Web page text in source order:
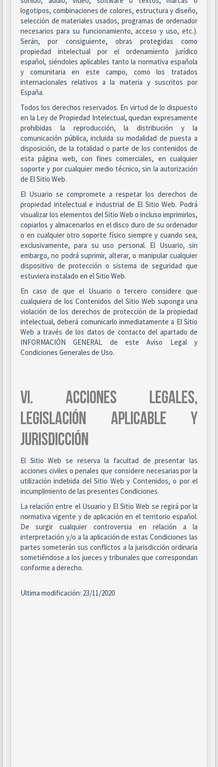
logotipos, combinaciones de colores, estructura y diseño,
selección de materiales usados, programas de ordenador
necesarios para su funcionamiento, acceso y uso, etc.).
Serán, por consiguiente, obras protegidas como
propiedad intelectual por el ordenamiento jurídico
español, siéndoles aplicables tanto la normativa española
y comunitaria en este campo, como los tratados
internacionales relativos a la materia y suscritos por
España.
Todos los derechos reservados. En virtud de lo dispuesto
en la Ley de Propiedad Intelectual, quedan expresamente
prohibidas la reproducción, la distribución y la
comunicación pública, incluida su modalidad de puesta a
disposición, de la totalidad o parte de los contenidos de
esta página web, con fines comerciales, en cualquier
soporte y por cualquier medio técnico, sin la autorización
de El Sitio Web.
El Usuario se compromete a respetar los derechos de
propiedad intelectual e industrial de El Sitio Web. Podrá
visualizar los elementos del Sitio Web o incluso imprimirlos,
copiarlos y almacenarlos en el disco duro de su ordenador
o en cualquier otro soporte físico siempre y cuando sea,
exclusivamente, para su uso personal. El Usuario, sin
embargo, no podrá suprimir, alterar, o manipular cualquier
dispositivo de protección o sistema de seguridad que
estuviera instalado en el Sitio Web.
En caso de que el Usuario o tercero considere que
cualquiera de los Contenidos del Sitio Web suponga una
violación de los derechos de protección de la propiedad
intelectual, deberá comunicarlo inmediatamente a El Sitio
Web a través de los datos de contacto del apartado de
INFORMACIÓN GENERAL de este Aviso Legal y
Condiciones Generales de Uso.
VI. ACCIONES LEGALES,
LEGISLACIÓN APLICABLE Y
JURISDICCIÓN
El Sitio Web se reserva la facultad de presentar las
acciones civiles o penales que considere necesarias por la
utilización indebida del Sitio Web y Contenidos, o por el
incumplimiento de las presentes Condiciones.
La relación entre el Usuario y El Sitio Web se regirá por la
normativa vigente y de aplicación en el territorio español.
De surgir cualquier controversia en relación a la
interpretación y/o a la aplicación de estas Condiciones las
partes someterán sus conflictos a la jurisdicción ordinaria
sometiéndose a los jueces y tribunales que correspondan
conforme a derecho.
Ultima modificación: 23/11/2020